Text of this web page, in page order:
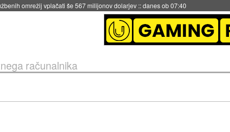
doslej::včeraj ob 21:37
računalnika